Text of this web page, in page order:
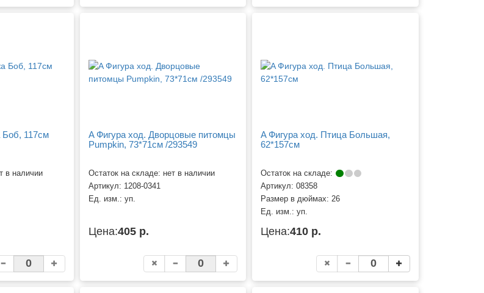
Боб, 117см
в наличии
A Фигура ход. Дворцовые питомцы
Pumpkin, 73*71см /293549
Остаток на складе: нет в наличии
Артикул: 1208-0341
Ед. изм.: уп.
Цена:405 р.
A Фигура ход. Птица Большая,
62*157см
Остаток на складе:
Артикул:08358
Размер в дюймах: 26
Ед. изм.:уп.
Цена:410 р.